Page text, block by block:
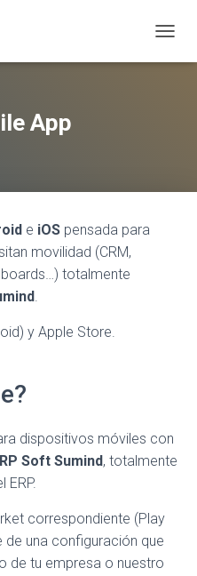
App
e iOS pensada para
movilidad (CRM,
totalmente
.
y Apple Store.
dispositivos móviles con
Soft Sumind, totalmente
ERP.
correspondiente (Play
una configuración que
de tu empresa o nuestro